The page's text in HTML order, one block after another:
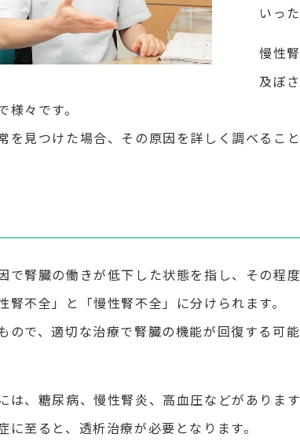
いっ
慢性
及ぼ
々です。
を見つけた場合、その原因を詳しく調べること
で腎臓の働きが低下した状態を指し、その程
腎不全」と「慢性腎不全」に分けられます。
ので、適切な治療で腎臓の機能が回復する可
は、糖尿病、慢性腎炎、高血圧などがありま
に至ると、透析治療が必要となります。